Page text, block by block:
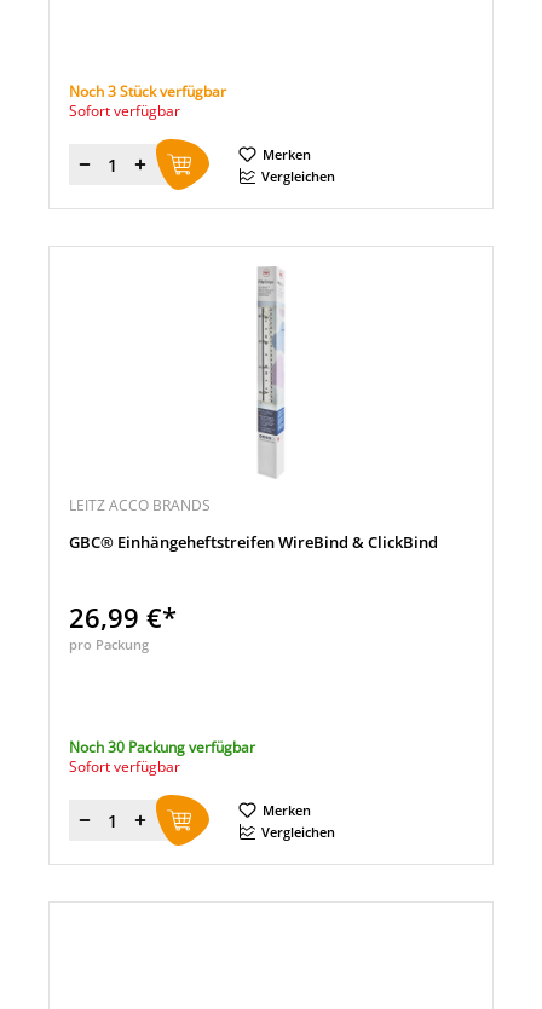
Noch 3 Stück verfügbar
Sofort verfügbar
Menge
Merken
Vergleichen
LEITZ ACCO BRANDS
GBC® Einhängeheftstreifen WireBind & ClickBind
26,99 €*
pro Packung
Noch 30 Packung verfügbar
Sofort verfügbar
Menge
Merken
Vergleichen